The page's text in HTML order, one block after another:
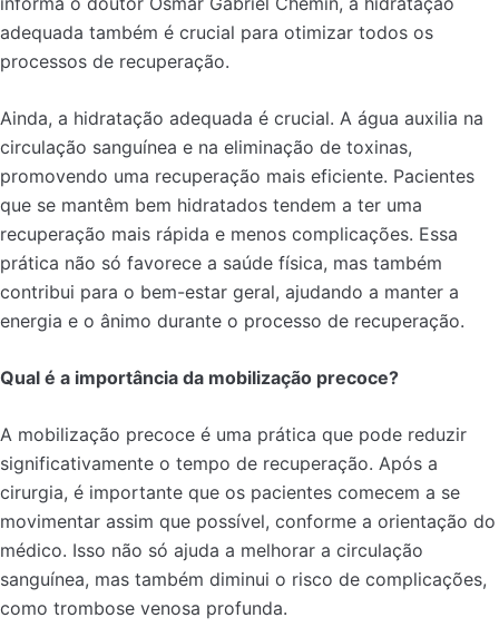
adequada também é crucial para otimizar todos os
processos de recuperação.
Ainda, a hidratação adequada é crucial. A água auxilia na
circulação sanguínea e na eliminação de toxinas,
promovendo uma recuperação mais eficiente. Pacientes
que se mantêm bem hidratados tendem a ter uma
recuperação mais rápida e menos complicações. Essa
prática não só favorece a saúde física, mas também
contribui para o bem-estar geral, ajudando a manter a
energia e o ânimo durante o processo de recuperação.
Qual é a importância da mobilização precoce?
A mobilização precoce é uma prática que pode reduzir
significativamente o tempo de recuperação. Após a
cirurgia, é importante que os pacientes comecem a se
movimentar assim que possível, conforme a orientação do
médico. Isso não só ajuda a melhorar a circulação
sanguínea, mas também diminui o risco de complicações,
como trombose venosa profunda.